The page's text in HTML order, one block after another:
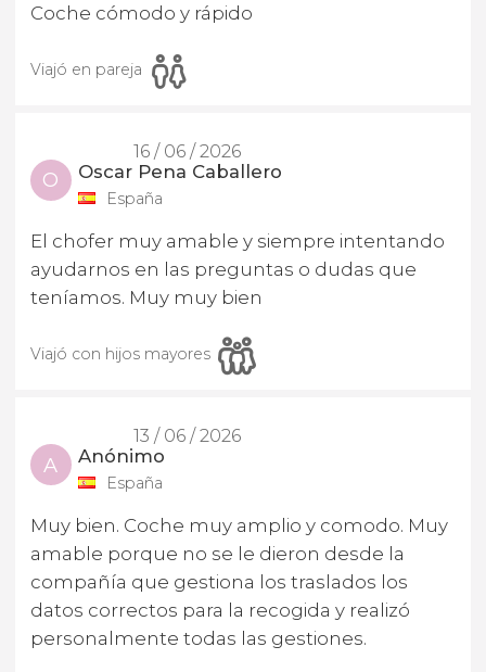
Coche cómodo y rápido
Viajó en pareja
16 / 06 / 2026
O Oscar Pena Caballero
España
El chofer muy amable y siempre intentando
ayudarnos en las preguntas o dudas que
teníamos. Muy muy bien
Viajó con hijos mayores
13 / 06 / 2026
A Anónimo
España
Muy bien. Coche muy amplio y comodo. Muy
amable porque no se le dieron desde la
compañía que gestiona los traslados los
datos correctos para la recogida y realizó
personalmente todas las gestiones.